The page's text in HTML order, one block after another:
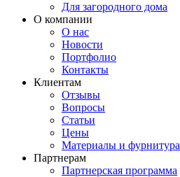
Для загородного дома
О компании
О нас
Новости
Портфолио
Контакты
Клиентам
Отзывы
Вопросы
Статьи
Цены
Материалы и фурнитура
Партнерам
Партнерская программа